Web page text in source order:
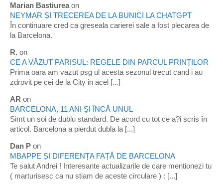
Marian Bastiurea on
NEYMAR ȘI TRECEREA DE LA BUNICI LA CHATGPT
În continuare cred ca greseala carierei sale a fost plecarea de
la Barcelona.
R. on
CE A VĂZUT PARISUL: REGELE DIN PARCUL PRINȚILOR
Prima oara am vazut psg ul acesta sezonul trecut cand i au
zdrovit pe cei de la City in acel [...]
AR on
BARCELONA, 11 ANI ȘI ÎNCĂ UNUL
Simt un soi de dublu standard. De acord cu tot ce a?i scris în
articol. Barcelona a pierdut dubla la [...]
Dan P on
MBAPPE ȘI DIFERENȚA FAȚĂ DE BARCELONA
Te salut Andrei ! Interesante actualizarile de care mentionezi tu
( marturisesc ca nu stiam de aceste circulare ) : [...]